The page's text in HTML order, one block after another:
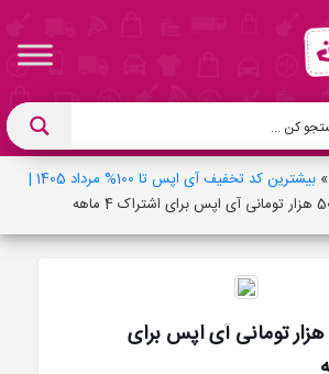
»
بیشترین کد تخفیف آی اپس تا 100% مرداد 1405 |
کد تخفیف 50 هزار تومانی آی اپس برای